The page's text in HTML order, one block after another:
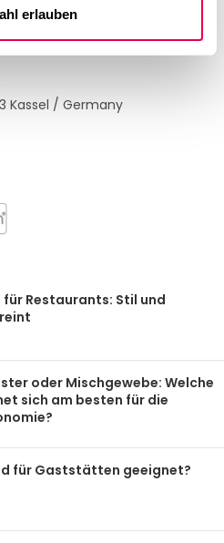
erlauben
und -textilien. Wir
für Restaurants, Hotels und
auf die Sie sich verlassen
Kassel / Germany
Restaurants: Stil und
oder Mischgewebe: Welche
sich am besten für die
für Gaststätten geeignet?